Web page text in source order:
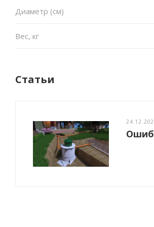
Диаметр (см)
Вес, кг
Статьи